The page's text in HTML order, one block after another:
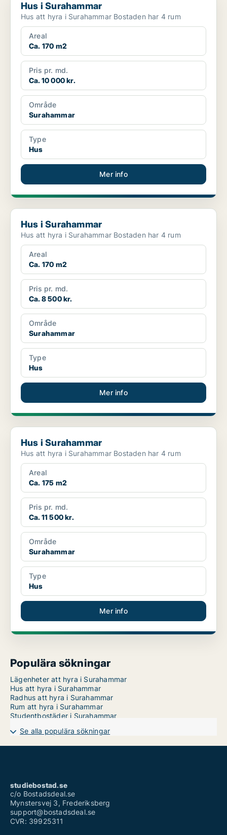
Hus i Surahammar
Hus att hyra i Surahammar Bostaden har 4 rum
Areal
Ca. 170 m2
Pris pr. md.
Ca. 10 000 kr.
Område
Surahammar
Type
Hus
Mer info
Hus i Surahammar
Hus i Surahammar
Hus att hyra i Surahammar Bostaden har 4 rum
Areal
Ca. 170 m2
Pris pr. md.
Ca. 8 500 kr.
Område
Surahammar
Type
Hus
Mer info
Hus i Surahammar
Hus i Surahammar
Hus att hyra i Surahammar Bostaden har 4 rum
Areal
Ca. 175 m2
Pris pr. md.
Ca. 11 500 kr.
Område
Surahammar
Type
Hus
Mer info
Populära sökningar
Lägenheter att hyra i Surahammar
Hus att hyra i Surahammar
Radhus att hyra i Surahammar
Rum att hyra i Surahammar
Studentbostäder i Surahammar
Se alla populära sökningar
studiebostad.se
c/o Bostadsdeal.se
Mynstersvej 3, Frederiksberg
support@bostadsdeal.se
CVR: 39925311